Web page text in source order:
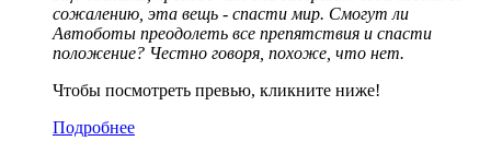
сожалению, эта вещь - спасти мир. Смогут ли
Автоботы преодолеть все препятствия и спасти
положение? Честно говоря, похоже, что нет.
Чтобы посмотреть превью, кликните ниже!
Подробнее